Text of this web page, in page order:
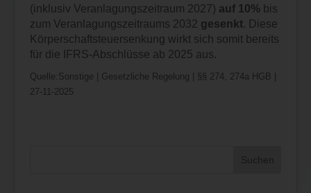
(inklusiv Veranlagungszeitraum 2027) auf 10%bis
zum Veranlagungszeitraums 2032 gesenkt. Diese
Körperschaftsteuersenkung wirkt sich somit bereits
für die IFRS-Abschlüsse ab 2025 aus.
Quelle:Sonstige | Gesetzliche Regelung | §§ 274, 274a HGB |
27-11-2025